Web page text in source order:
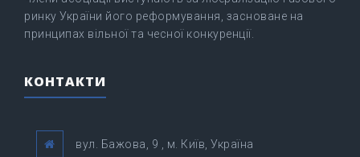
ринку України його реформування, засноване на
принципах вільної та чесної конкуренції.
КОНТАКТИ
вул. Бажова, 9 , м. Київ, Україна